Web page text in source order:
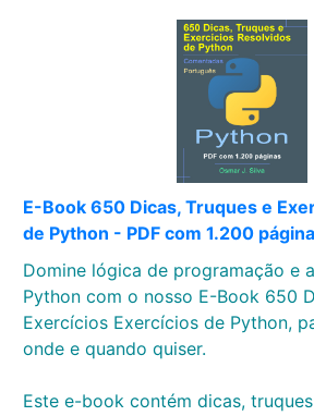
E-Book 650 Dicas, Truques e
de Python - PDF com 1.200
Domine lógica de programação e
Python com o nosso E-Book 650
Exercícios Exercícios de Python,
onde e quando quiser.
Este e-book contém dicas,